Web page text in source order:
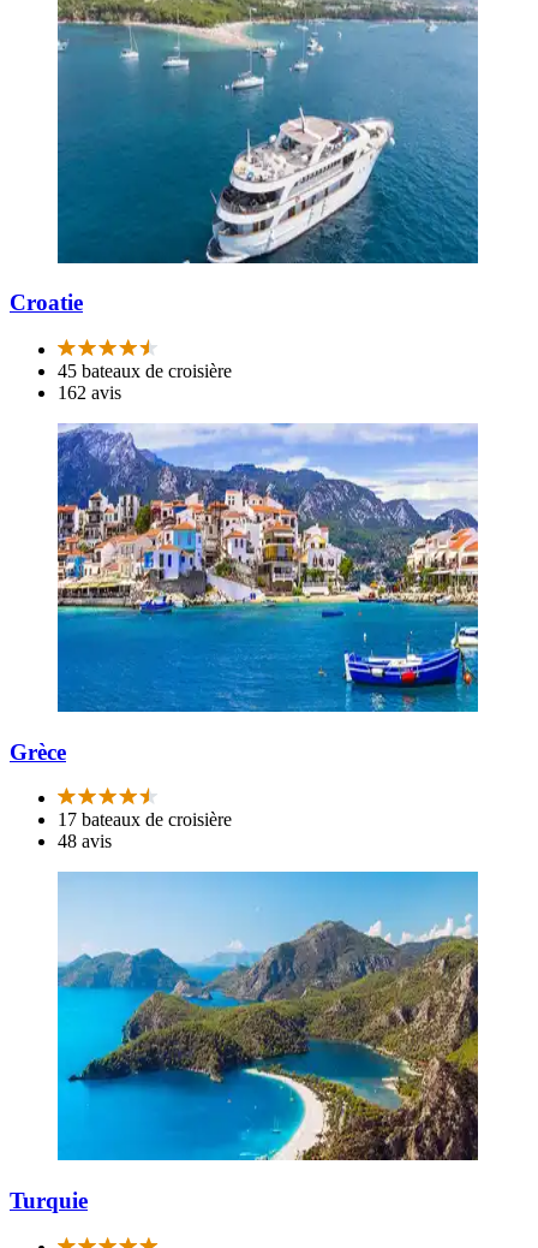
Croatie
45 bateaux de croisière
162 avis
Grèce
17 bateaux de croisière
48 avis
Turquie